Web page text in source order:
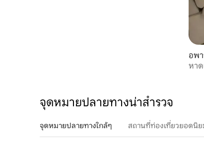
อพ
หาด
จุดหมายปลายทางน่าสำรวจ
จุดหมายปลายทางใกล้ๆ สถานที่ท่องเที่ยวยอดนิย